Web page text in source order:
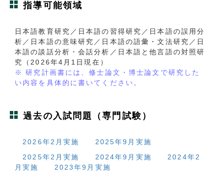
指導可能領域
日本語教育研究／日本語の習得研究／日本語の誤用分
析／日本語の意味研究／日本語の語彙・文法研究／日
本語の談話分析・会話分析／日本語と他言語の対照研
究（2026年4月1日現在）
※ 研究計画書には、修士論文・博士論文で研究した
い内容を具体的に書いてください。
過去の入試問題（専門試験）
2026年2月実施
2025年9月実施
2025年2月実施
2024年9月実施
2024年2
月実施
2023年9月実施